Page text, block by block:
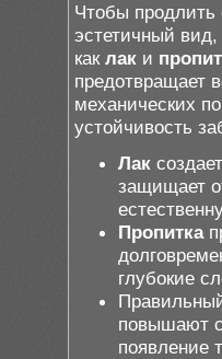
Чтобы продлить
эстетичный
как лак и
предотвращает
механических
устойчивость
Лак
защищает
Пропитка
глубокие
повышают
появление